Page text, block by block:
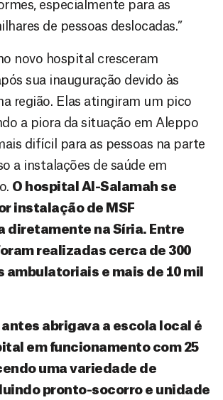
especialmente para as
de pessoas deslocadas.”
novo hospital cresceram
sua inauguração devido às
região. Elas atingiram um pico
a piora da situação em Aleppo
difícil para as pessoas na parte
a instalações de saúde em
O hospital Al-Salamah se
instalação de MSF
diretamente na Síria. Entre
realizadas cerca de 300
ambulatoriais e mais de 10 mil
antes abrigava a escola local é
em funcionamento com 25
uma variedade de
pronto-socorro e unidade